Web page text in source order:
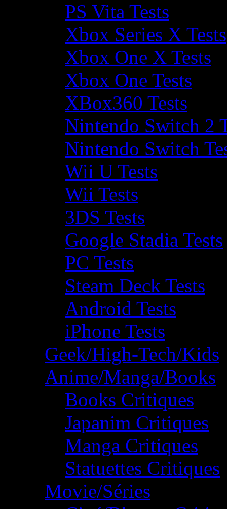
PS Vita Tests
Xbox Series X Tests
Xbox One X Tests
Xbox One Tests
XBox360 Tests
Nintendo Switch 2
Nintendo Switch
Wii U Tests
Wii Tests
3DS Tests
Google Stadia Tests
PC Tests
Steam Deck Tests
Android Tests
iPhone Tests
Geek/High-Tech/Kids
Anime/Manga/Books
Books Critiques
Japanim Critiques
Manga Critiques
Statuettes Critiques
Movie/Séries